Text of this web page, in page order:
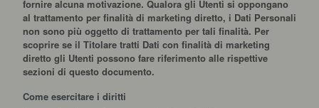
fornire alcuna motivazione. Qualora gli Utenti si oppongano
al trattamento per finalità di marketing diretto, i Dati Personali
non sono più oggetto di trattamento per tali finalità. Per
scoprire se il Titolare tratti Dati con finalità di marketing
diretto gli Utenti possono fare riferimento alle rispettive
sezioni di questo documento.
Come esercitare i diritti